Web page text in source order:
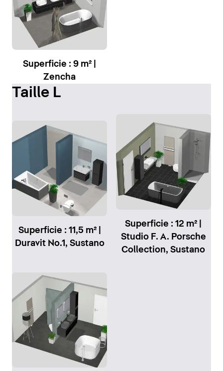
Superficie : 9 m² |
Zencha
Taille L
Superficie : 11,5 m² |
Duravit No.1, Sustano
Superficie : 12 m² |
Studio F. A. Porsche
Collection, Sustano